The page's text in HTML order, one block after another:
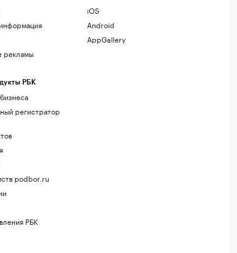
рекламы
РБК
регистратор
podbor.ru
РБК
iOS
Android
AppGallery